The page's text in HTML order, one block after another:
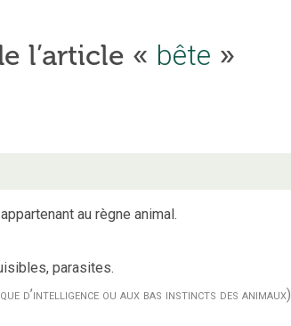
l’article « bête »
au règne animal.
parasites.
d’intelligence ou aux bas instincts des animaux)